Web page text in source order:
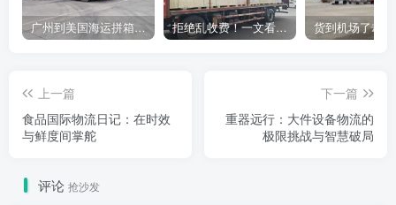
广州到美国海运拼箱多少钱？2024年最新运费构成+隐藏费用避坑指南 拒绝乱收费！一文看懂中国货代计费套路，教你避开所有隐形坑
上一篇
食品国际物流日记：在时效
与鲜度间掌舵
下一篇
重器远行：大件设备物流的
极限挑战与智慧破局
评论 抢沙发